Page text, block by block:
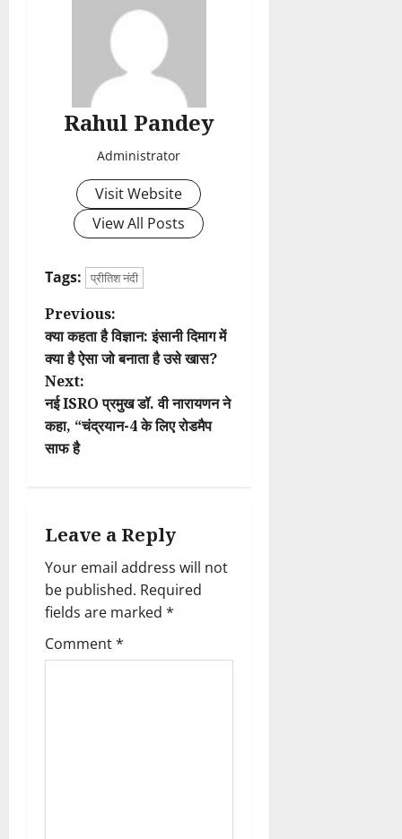
Rahul Pandey
Administrator
Visit Website
View All Posts
Tags: प्रीतिश नंदी
P
o
s
t
v
i
g
a
Previous:
क्या कहता है विज्ञान: इंसानी दिमाग में
क्या है ऐसा जो बनाता है उसे खास?
Next:
नई ISRO प्रमुख डॉ. वी नारायणन ने
कहा, “चंद्रयान-4 के लिए रोडमैप
साफ है
Leave a Reply
Your email address will not
be published. Required
fields are marked *
Comment*